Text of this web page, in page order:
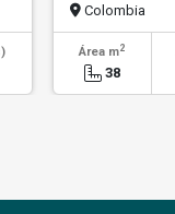
Colombia
Área m2
38